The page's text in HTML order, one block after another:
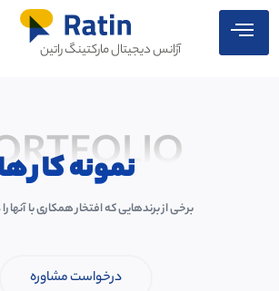
آژانس دیجیتال مارکتینگ راتین
نمونه کار
برخی از برندهایی که افتخار همکاری با آنها
درخواست مشاوره